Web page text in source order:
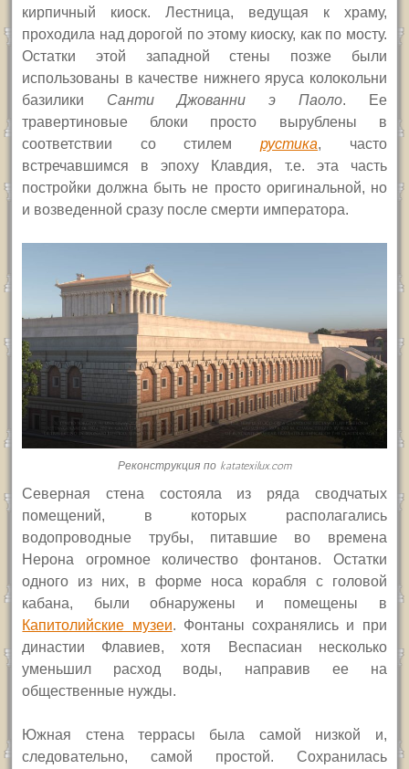
кирпичный киоск. Лестница, ведущая к храму,
проходила над дорогой по этому киоску, как по мосту.
Остатки этой западной стены позже были
использованы в качестве нижнего яруса колокольни
базилики Санти Джованни э Паоло. Ее
травертиновые блоки просто вырублены в
соответствии со стилем
рустика, часто
встречавшимся в эпоху Клавдия, т.е. эта часть
постройки должна быть не просто оригинальной, но
и возведенной сразу после смерти императора.
Реконструкция по katatexilux.com
Северная стена состояла из ряда сводчатых
помещений, в которых располагались
водопроводные трубы, питавшие во времена
Нерона огромное количество фонтанов. Остатки
одного из них, в форме носа корабля с головой
кабана, были обнаружены и помещены в
Капитолийские музеи. Фонтаны сохранялись и при
династии Флавиев, хотя Веспасиан несколько
уменьшил расход воды, направив ее на
общественные нужды.
Южная стена террасы была самой низкой и,
следовательно, самой простой. Сохранилась